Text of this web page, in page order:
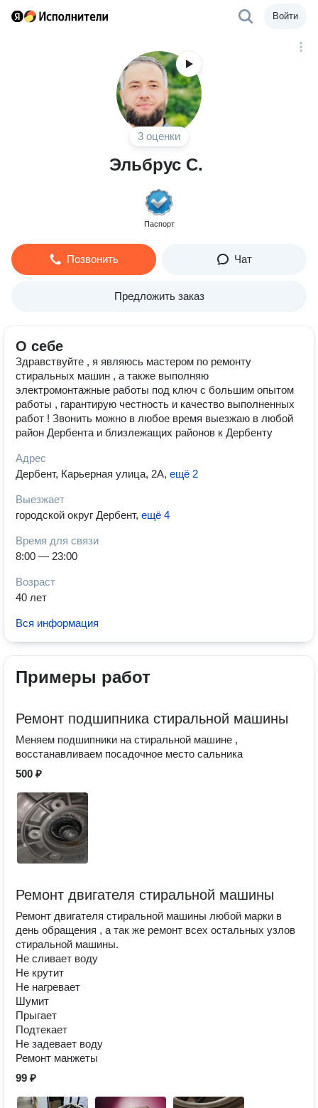
Войти
3 оценки
Эльбрус С.
Паспорт
Позвонить Чат
Предложить заказ
О себе
Здравствуйте , я являюсь мастером по ремонту
стиральных машин , а также выполняю
электромонтажные работы под ключ с большим опытом
работы , гарантирую честность и качество выполненных
работ ! Звонить можно в любое время выезжаю в любой
район Дербента и близлежащих районов к Дербенту
Адрес
Дербент, Карьерная улица, 2А, ещё 2
Выезжает
городской округ Дербент, ещё 4
Время для связи
8:00 — 23:00
Возраст
40 лет
Вся информация
Примеры работ
Ремонт подшипника стиральной машины
Меняем подшипники на стиральной машине ,
восстанавливаем посадочное место сальника
500 ₽
Ремонт двигателя стиральной машины
Ремонт двигателя стиральной машины любой марки в
день обращения , а так же ремонт всех остальных узлов
стиральной машины.
Не сливает воду
Не крутит
Не нагревает
Шумит
Прыгает
Подтекает
Не задевает воду
Ремонт манжеты
99 ₽